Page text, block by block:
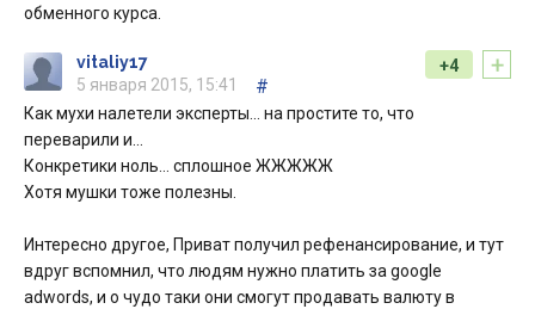
обменного курса.
+
+4
vitaliy17
5 января 2015, 15:41
#
Как мухи налетели эксперты… на простите то, что
переварили и…
Конкретики ноль… сплошное ЖЖЖЖЖ
Хотя мушки тоже полезны.
Интересно другое, Приват получил рефенансирование, и тут
вдруг вспомнил, что людям нужно платить за google
adwords, и о чудо таки они смогут продавать валюту в